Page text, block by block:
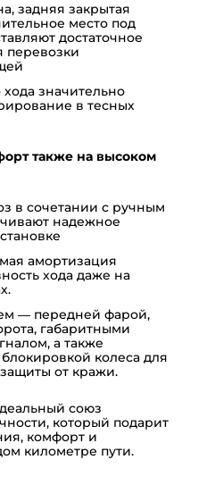
задняя закрытая
место под
достаточное
перевозки
значительно
в тесных
также на высоком
в сочетании с ручным
надежное
амортизация
хода даже на
— передней фарой,
габаритными
а также
колеса для
от кражи.
союз
который подарит
комфорт и
километре пути.